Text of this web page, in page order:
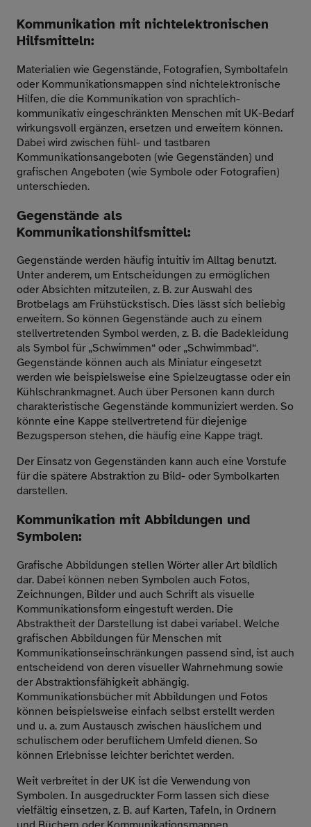
Kommunikation mit nichtelektronischen
Hilfsmitteln:
Materialien wie Gegenstände, Fotografien, Symboltafeln
oder Kommunikationsmappen sind nichtelektronische
Hilfen, die die Kommunikation von sprachlich-
kommunikativ eingeschränkten Menschen mit UK-Bedarf
wirkungsvoll ergänzen, ersetzen und erweitern können.
Dabei wird zwischen fühl- und tastbaren
Kommunikationsangeboten (wie Gegenständen) und
grafischen Angeboten (wie Symbole oder Fotografien)
unterschieden.
Gegenstände als
Kommunikationshilfsmittel:
Gegenstände werden häufig intuitiv im Alltag benutzt.
Unter anderem, um Entscheidungen zu ermöglichen
oder Absichten mitzuteilen, z. B. zur Auswahl des
Brotbelags am Frühstückstisch. Dies lässt sich beliebig
erweitern. So können Gegenstände auch zu einem
stellvertretenden Symbol werden, z. B. die Badekleidung
als Symbol für „Schwimmen“ oder „Schwimmbad“.
Gegenstände können auch als Miniatur eingesetzt
werden wie beispielsweise eine Spielzeugtasse oder ein
Kühlschrankmagnet. Auch über Personen kann durch
charakteristische Gegenstände kommuniziert werden. So
könnte eine Kappe stellvertretend für diejenige
Bezugsperson stehen, die häufig eine Kappe trägt.
Der Einsatz von Gegenständen kann auch eine Vorstufe
für die spätere Abstraktion zu Bild- oder Symbolkarten
darstellen.
Kommunikation mit Abbildungen und
Symbolen:
Grafische Abbildungen stellen Wörter aller Art bildlich
dar. Dabei können neben Symbolen auch Fotos,
Zeichnungen, Bilder und auch Schrift als visuelle
Kommunikationsform eingestuft werden. Die
Abstraktheit der Darstellung ist dabei variabel. Welche
grafischen Abbildungen für Menschen mit
Kommunikationseinschränkungen passend sind, ist auch
entscheidend von deren visueller Wahrnehmung sowie
der Abstraktionsfähigkeit abhängig.
Kommunikationsbücher mit Abbildungen und Fotos
können beispielsweise einfach selbst erstellt werden
und u. a. zum Austausch zwischen häuslichem und
schulischem oder beruflichem Umfeld dienen. So
können Erlebnisse leichter berichtet werden.
Weit verbreitet in der UK ist die Verwendung von
Symbolen. In ausgedruckter Form lassen sich diese
vielfältig einsetzen, z. B. auf Karten, Tafeln, in Ordnern